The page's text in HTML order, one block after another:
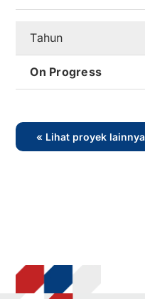
Tahun
On Progress
« Lihat proyek lainnya